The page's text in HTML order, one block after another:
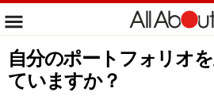
自分のポートフォリオ
ていますか？